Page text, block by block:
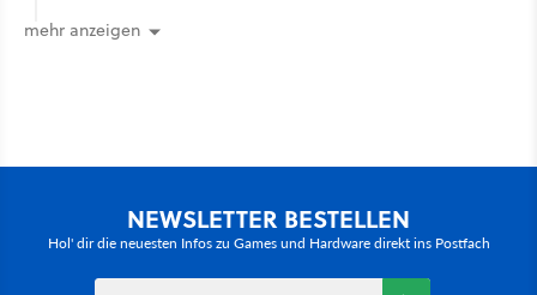
mehr anzeigen
NEWSLETTER BESTELLEN
Hol' dir die neuesten Infos zu Games und Hardware direkt ins Postfach